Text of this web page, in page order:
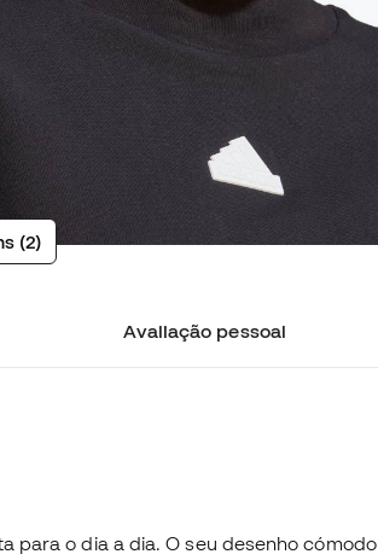
(2)
Avaliação pessoal
para o dia a dia. O seu desenho cómodo